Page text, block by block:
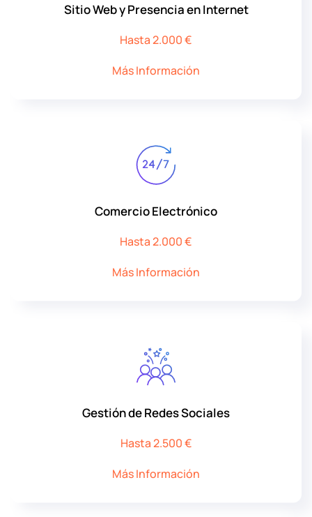
Sitio Web y Presencia en Internet
Hasta 2.000 €
Más Información
Comercio Electrónico
Hasta 2.000 €
Más Información
Gestión de Redes Sociales
Hasta 2.500 €
Más Información